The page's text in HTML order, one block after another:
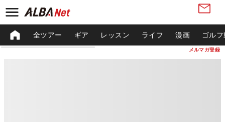
メルマガ登録
全ツアー ギア レッスン ライフ 漫画 ゴル